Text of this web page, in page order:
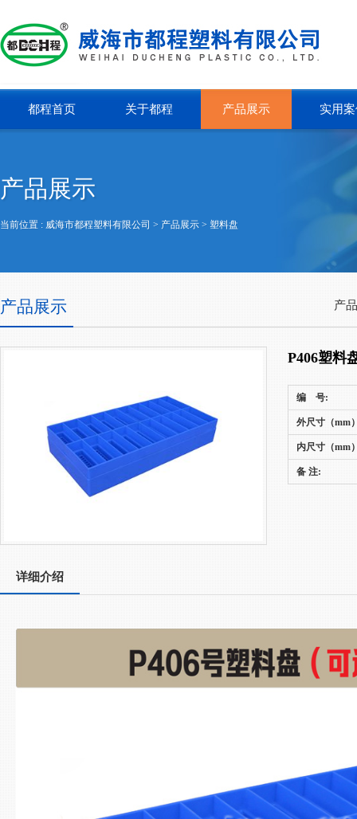
都程首页 关于都程 产品展示 实用
产品展示
当前位置 : 威海市都程塑料有限公司 > 产品展示 > 塑料盘
产品展示 产
P406塑料
编 号:
外尺寸（mm
内尺寸（mm
备 注:
详细介绍